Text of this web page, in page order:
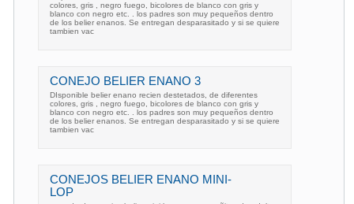
colores, gris , negro fuego, bicolores de blanco con gris y
blanco con negro etc. . los padres son muy pequeños dentro
de los belier enanos. Se entregan desparasitado y si se quiere
tambien vac
CONEJO BELIER ENANO 3
DIsponible belier enano recien destetados, de diferentes
colores, gris , negro fuego, bicolores de blanco con gris y
blanco con negro etc. . los padres son muy pequeños dentro
de los belier enanos. Se entregan desparasitado y si se quiere
tambien vac
CONEJOS BELIER ENANO MINI-
LOP